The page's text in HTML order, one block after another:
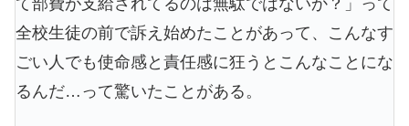
全校生徒の前で訴え始めたことがあって、こんなす
ごい人でも使命感と責任感に狂うとこんなことにな
るんだ…って驚いたことがある。